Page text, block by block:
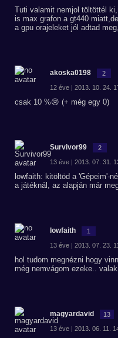
Tuti valamit nemjol töltöttél
is max grafon a gt440
a gpu orajeleket jól adtad
akoska0198 2
12 éve | 2013. 10. 24.
csak 10 %😢 (+ még egy 0)
Survivor99 2
13 éve | 2013. 07. 31.
lowfaith: kitöltöd a 'Gépeim'-
a játéknál, az alapján már
lowfaith 1
13 éve | 2013. 07. 23.
hol tudom megnézni hogy
még nemvágom ezeke..
magyardavid 13
13 éve | 2013. 06. 11.